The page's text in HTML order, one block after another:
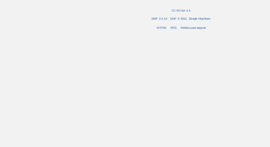
CC BY-SA 4.0
SMF 2.0.14 SMF © 2011 Simple Machines
XHTML RSS Мобильная версия